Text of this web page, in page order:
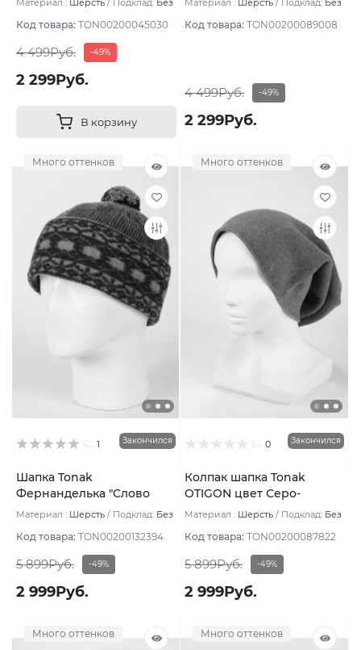
Материал : Шерсть Подклад: Без
Код товара: TON00200045030
4 499Руб. -49%
2 299Руб.
В корзину
Материал : Шерсть Подклад: Без
Код товара: TON00200089008
4 499Руб. -49%
2 299Руб.
Много оттенков
1 Закончился
Шапка Tonak
Фернанделька "Слово
пацана" цвет Овал серый
Материал : Шерсть Подклад: Без
Код товара: TON00200132394
5 899Руб. -49%
2 999Руб.
Много оттенков
0 Закончился
Колпак шапка Tonak
OTIGON цвет Серо-
коричневый 0743
Материал : Шерсть Подклад: Без
Код товара: TON00200087822
5 899Руб. -49%
2 999Руб.
Много оттенков Много оттенков